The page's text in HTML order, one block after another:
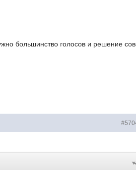
большинство голосов и решение